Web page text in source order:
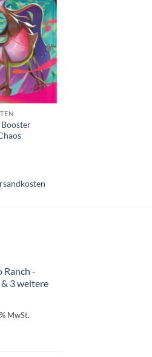
-
3 weitere
MwSt.